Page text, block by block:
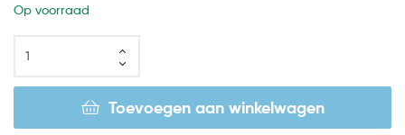
Op voorraad
Toevoegen aan winkelwagen